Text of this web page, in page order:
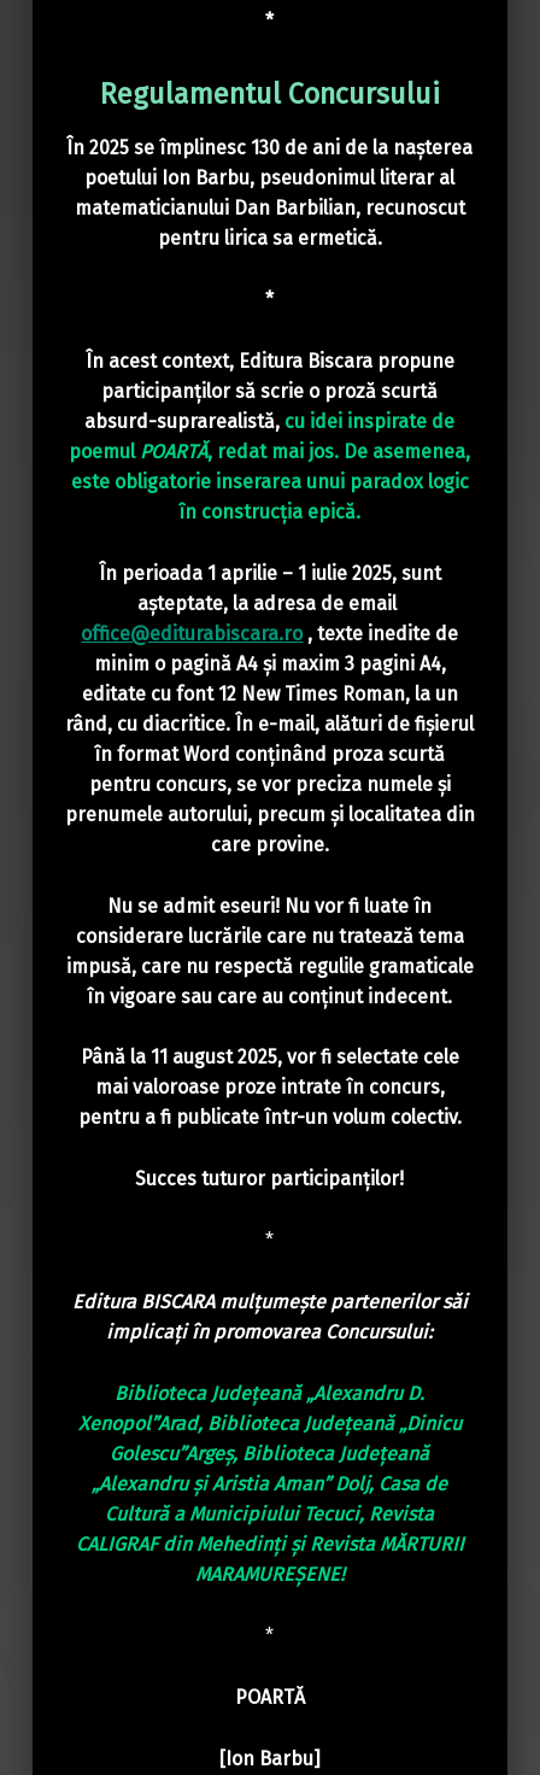
*
Regulamentul Concursului
În 2025 se împlinesc 130 de ani de la nașterea
poetului Ion Barbu, pseudonimul literar al
matematicianului Dan Barbilian, recunoscut
pentru lirica sa ermetică.
*
În acest context, Editura Biscara propune
participanților să scrie o proză scurtă
absurd-suprarealistă, cu idei inspirate de
poemul POARTĂ, redat mai jos. De asemenea,
este obligatorie inserarea unui paradox logic
în construcția epică.
În perioada 1 aprilie – 1 iulie 2025, sunt
așteptate, la adresa de email
office@editurabiscara.ro, texte inedite de
minim o pagină A4 și maxim 3 pagini A4,
editate cu font 12 New Times Roman, la un
rând, cu diacritice. În e-mail, alături de fișierul
în format Word conținând proza scurtă
pentru concurs, se vor preciza numele și
prenumele autorului, precum și localitatea din
care provine.
Nu se admit eseuri! Nu vor fi luate în
considerare lucrările care nu tratează tema
impusă, care nu respectă regulile gramaticale
în vigoare sau care au conținut indecent.
Până la 11 august 2025, vor fi selectate cele
mai valoroase proze intrate în concurs,
pentru a fi publicate într-un volum colectiv.
Succestuturor participanților!
*
Editura BISCARA mulțumește partenerilor săi
implicați în promovarea Concursului:
Biblioteca Județeană „Alexandru D.
Xenopol”Arad, Biblioteca Județeană „Dinicu
Golescu”Argeș, Biblioteca Județeană
„Alexandru și Aristia Aman” Dolj, Casa de
Cultură a Municipiului Tecuci, Revista
CALIGRAF din Mehedinți și Revista MĂRTURII
MARAMUREȘENE!
*
POARTĂ
[Ion Barbu]